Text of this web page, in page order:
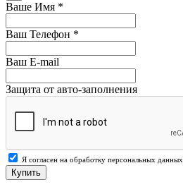
Ваше Имя *
Ваш Телефон *
Ваш E-mail
Защита от авто-заполнения
Я согласен на обработку персональных данных
Купить